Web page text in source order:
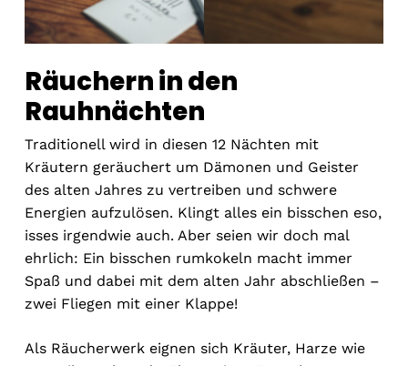
Räuchern in den
Rauhnächten
Traditionell wird in diesen 12 Nächten mit
Kräutern geräuchert um Dämonen und Geister
des alten Jahres zu vertreiben und schwere
Energien aufzulösen. Klingt alles ein bisschen eso,
isses irgendwie auch. Aber seien wir doch mal
ehrlich: Ein bisschen rumkokeln macht immer
Spaß und dabei mit dem alten Jahr abschließen –
zwei Fliegen mit einer Klappe!
Als Räucherwerk eignen sich Kräuter, Harze wie